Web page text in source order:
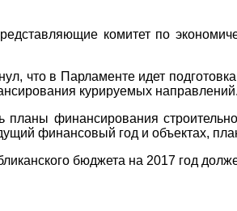
комитет по
что в Парламенте идет
курируемых направлений.
финансирования
финансовый год и объектах,
бюджета на 2017 год